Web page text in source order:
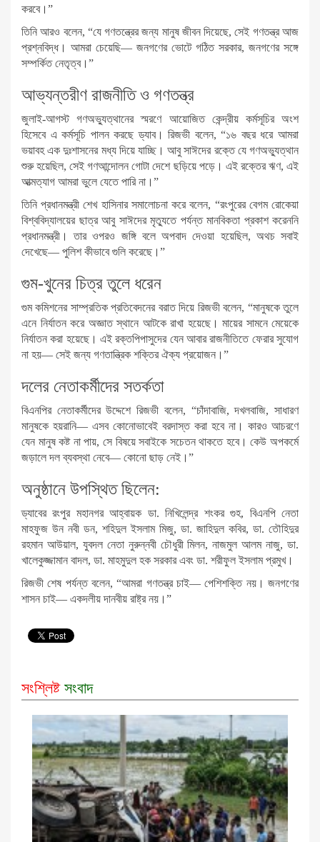
করবে।”
তিনি আরও বলেন, “যে গণতন্ত্রের জন্য মানুষ জীবন দিয়েছে, সেই গণতন্ত্র আজ
প্রশ্নবিদ্ধ। আমরা চেয়েছি— জনগণের ভোটে গঠিত সরকার, জনগণের সঙ্গে
সম্পর্কিত নেতৃত্ব।”
আভ্যন্তরীণ রাজনীতি ও গণতন্ত্র
জুলাই-আগস্ট গণঅভ্যুত্থানের স্মরণে আয়োজিত কেন্দ্রীয় কর্মসূচির অংশ
হিসেবে এ কর্মসূচি পালন করছে ড্যাব। রিজভী বলেন, “১৬ বছর ধরে আমরা
ভয়াবহ এক দুঃশাসনের মধ্য দিয়ে যাচ্ছি। আবু সাঈদের রক্তে যে গণঅভ্যুত্থান
শুরু হয়েছিল, সেই গণআন্দোলন গোটা দেশে ছড়িয়ে পড়ে। এই রক্তের ঋণ, এই
আত্মত্যাগ আমরা ভুলে যেতে পারি না।”
তিনি প্রধানমন্ত্রী শেখ হাসিনার সমালোচনা করে বলেন, “রংপুরের বেগম রোকেয়া
বিশ্ববিদ্যালয়ের ছাত্র আবু সাঈদের মৃত্যুতে পর্যন্ত মানবিকতা প্রকাশ করেননি
প্রধানমন্ত্রী। তার ওপরও জঙ্গি বলে অপবাদ দেওয়া হয়েছিল, অথচ সবাই
দেখেছে— পুলিশ কীভাবে গুলি করেছে।”
গুম-খুনের চিত্র তুলে ধরেন
গুম কমিশনের সাম্প্রতিক প্রতিবেদনের বরাত দিয়ে রিজভী বলেন, “মানুষকে তুলে
এনে নির্যাতন করে অজ্ঞাত স্থানে আটকে রাখা হয়েছে। মায়ের সামনে মেয়েকে
নির্যাতন করা হয়েছে। এই রক্তপিপাসুদের যেন আবার রাজনীতিতে ফেরার সুযোগ
না হয়— সেই জন্য গণতান্ত্রিক শক্তির ঐক্য প্রয়োজন।”
দলের নেতাকর্মীদের সতর্কতা
বিএনপির নেতাকর্মীদের উদ্দেশে রিজভী বলেন, “চাঁদাবাজি, দখলবাজি, সাধারণ
মানুষকে হয়রানি— এসব কোনোভাবেই বরদাস্ত করা হবে না। কারও আচরণে
যেন মানুষ কষ্ট না পায়, সে বিষয়ে সবাইকে সচেতন থাকতে হবে। কেউ অপকর্মে
জড়ালে দল ব্যবস্থা নেবে— কোনো ছাড় নেই।”
অনুষ্ঠানে উপস্থিত ছিলেন:
ড্যাবের রংপুর মহানগর আহ্বায়ক ডা. নিখিলেন্দ্র শংকর গুহ, বিএনপি নেতা
মাহফুজ উন নবী ডন, শহিদুল ইসলাম মিজু, ডা. জাহিদুল কবির, ডা. তৌহিদুর
রহমান আউয়াল, যুবদল নেতা নুরুন্নবী চৌধুরী মিলন, নাজমুল আলম নাজু, ডা.
খালেকুজ্জামান বাদল, ডা. মাহমুদুল হক সরকার এবং ডা. শরীফুল ইসলাম প্রমুখ।
রিজভী শেষ পর্যন্ত বলেন, “আমরা গণতন্ত্র চাই— পেশিশক্তি নয়। জনগণের
শাসন চাই— একদলীয় দানবীয় রাষ্ট্র নয়।”
সংশ্লিষ্ট সংবাদ